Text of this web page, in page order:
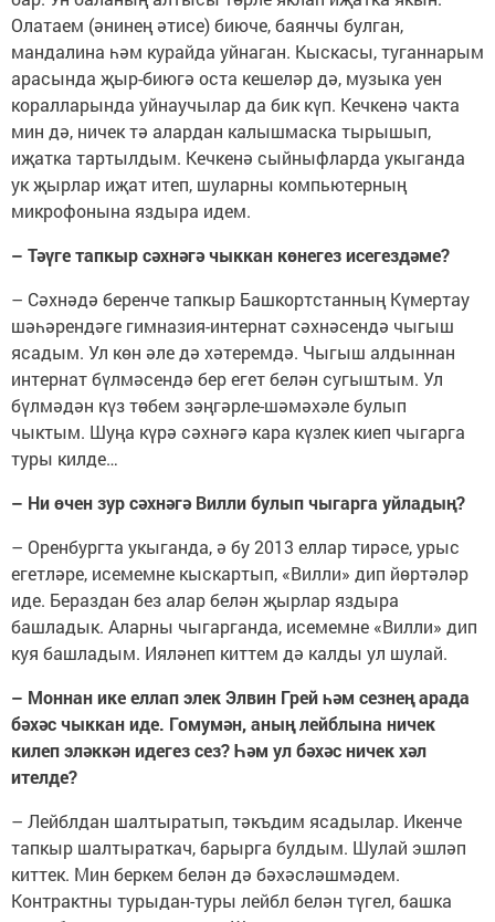
Олатаем (әнинең әтисе) биюче, баянчы булган,
мандалина һәм курайда уйнаган. Кыскасы, туганнарым
арасында җыр-биюгә оста кешеләр дә, музыка уен
коралларында уйнаучылар да бик күп. Кечкенә чакта
мин дә, ничек тә алардан калышмаска тырышып,
иҗатка тартылдым. Кечкенә сыйныфларда укыганда
ук җырлар иҗат итеп, шуларны компьютерның
микрофонына яздыра идем.
– Тәүге тапкыр сәхнәгә чыккан көнегез исегездәме?
– Сәхнәдә беренче тапкыр Башкортстанның Күмертау
шәһәрендәге гимназия-интернат сәхнәсендә чыгыш
ясадым. Ул көн әле дә хәтеремдә. Чыгыш алдыннан
интернат бүлмәсендә бер егет белән сугыштым. Ул
бүлмәдән күз төбем зәңгәрле-шәмәхәле булып
чыктым. Шуңа күрә сәхнәгә кара күзлек киеп чыгарга
туры килде…
– Ни өчен зур сәхнәгә Вилли булып чыгарга уйладың?
– Оренбургта укыганда, ә бу 2013 еллар тирәсе, урыс
егетләре, исемемне кыскартып, «Вилли» дип йөртәләр
иде. Бераздан без алар белән җырлар яздыра
башладык. Аларны чыгарганда, исемемне «Вилли» дип
куя башладым. Ияләнеп киттем дә калды ул шулай.
– Моннан ике еллап элек Элвин Грей һәм сезнең арада
бәхәс чыккан иде. Гомумән, аның лейблына ничек
килеп эләккән идегез сез? Һәм ул бәхәс ничек хәл
ителде?
– Лейблдан шалтыратып, тәкъдим ясадылар. Икенче
тапкыр шалтыраткач, барырга булдым. Шулай эшләп
киттек. Мин беркем белән дә бәхәсләшмәдем.
Контрактны турыдан-туры лейбл белән түгел, башка